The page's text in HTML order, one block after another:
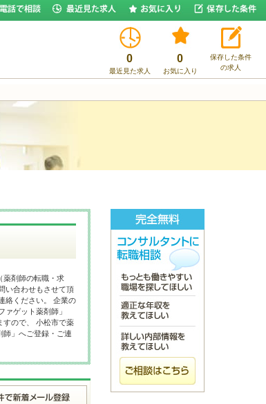
0
最近見た求人
0
お気に入り
保存した条件
の求人
薬剤師の転職・求
い合わせもさせて頂
絡ください。 企業の
ゲット薬剤師」
すので、 小松市で薬
師」へご登録・ご連